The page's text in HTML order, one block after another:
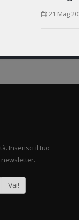
21 Mag
Inserisci il tuo
newsletter.
Vai!